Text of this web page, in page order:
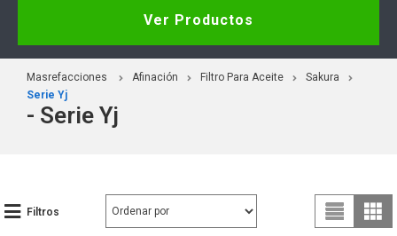
Ver Productos
Masrefacciones Afinación Filtro Para Aceite
Sakura
Serie Yj
- Serie Yj
Filtros